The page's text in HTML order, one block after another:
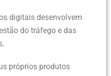
digitais desenvolvem
do tráfego e das
próprios produtos